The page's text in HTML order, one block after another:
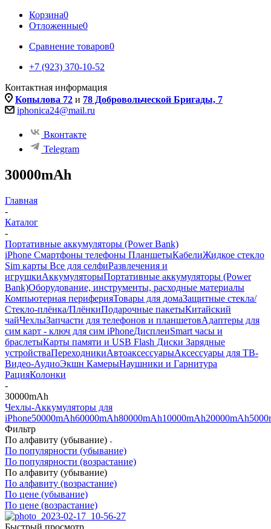
Корзина0
Отложенные0
Сравнение товаров0
+7 (923) 370-10-52
Контактная информация
Копылова 72 и 78 Добровольческой Бригады, 7
iphonica24@mail.ru
Вконтакте
Telegram
30000mAh
Главная
-
Каталог
-
Портативные аккумуляторы (Power Bank)
iPhone Смартфоны телефоны ПланшетыКабелиЖидкое стекло
Sim карты Все для селфиРазвлечения и
игрушкиАккумуляторыПортативные аккумуляторы (Power
Bank)Оборудование, инструменты, расходные материалы
Компьютерная периферияТовары для домаЗащитные стекла/
Стекло-плёнка/ПлёнкиПодарочные пакетыКитайский
чайЧехлыЗапчасти для телефонов и планшетовАдаптеры для
сим карт - ключ для сим iPhoneДисплеиSmart часы и
браслетыКарты памяти и USB Flash Диски Зарядные
устройстваПереходникиАвтоаксессуарыАксессуары для ТВ-
Видео-АудиоЭкшн КамерыНаушники и Гарнитура
РацияКолонки
-
30000mAh
Чехлы-Аккумуляторы для
iPhone50000mAh60000mAh80000mAh10000mAh20000mAh
Фильтр
По алфавиту (убывание)
По популярности (убывание)
По популярности (возрастание)
По алфавиту (убывание)
По алфавиту (возрастание)
По цене (убывание)
По цене (возрастание)
Быстрый просмотр